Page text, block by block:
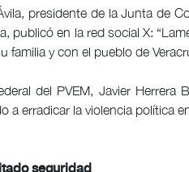
presidente de la Junta de
publicó en la red social X:
familia y con el pueblo de
del PVEM, Javier Herrera
a erradicar la violencia política
seguridad